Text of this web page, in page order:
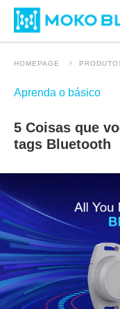
HOMEPAGE
Aprenda o básico
5 Coisas que
tags Bluetooth